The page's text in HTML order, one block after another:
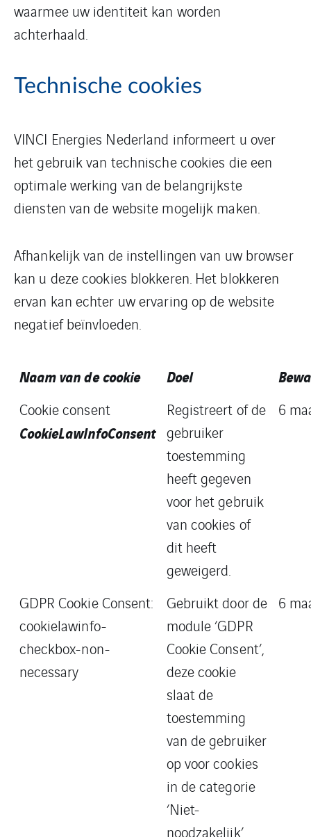
waarmee uw identiteit kan worden
achterhaald.
Technische cookies
VINCI Energies Nederland informeert u over
het gebruik van technische cookies die een
optimale werking van de belangrijkste
diensten van de website mogelijk maken.
Afhankelijk van de instellingen van uw browser
kan u deze cookies blokkeren. Het blokkeren
ervan kan echter uw ervaring op de website
negatief beïnvloeden.
Naam van de cookie Doel
Cookie consent
CookieLawInfoConsent
Registreert of de
gebruiker
toestemming
heeft gegeven
voor het gebruik
van cookies of
dit heeft
geweigerd.
6
GDPR Cookie Consent:
cookielawinfo-
checkbox-non-
necessary
Gebruikt door de
module ‘GDPR
Cookie Consent’,
deze cookie
slaat de
toestemming
van de gebruiker
op voor cookies
in de categorie
‘Niet-
noodzakelijk’
6